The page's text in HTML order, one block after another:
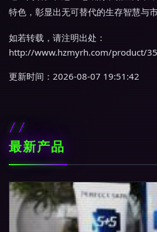
特色，彰显出无可替代的生存智慧与市
如若转载，请注明出处：
http://www.hzmyrh.com/product/
更新时间：2026-08-07 19:51:42
最新产品